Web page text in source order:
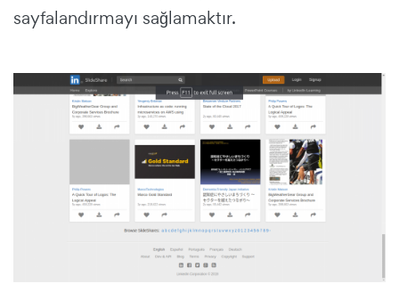
sayfalandırmayı sağlamaktır.